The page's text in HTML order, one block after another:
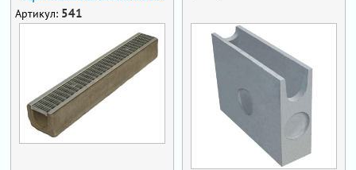
Артикул: 541